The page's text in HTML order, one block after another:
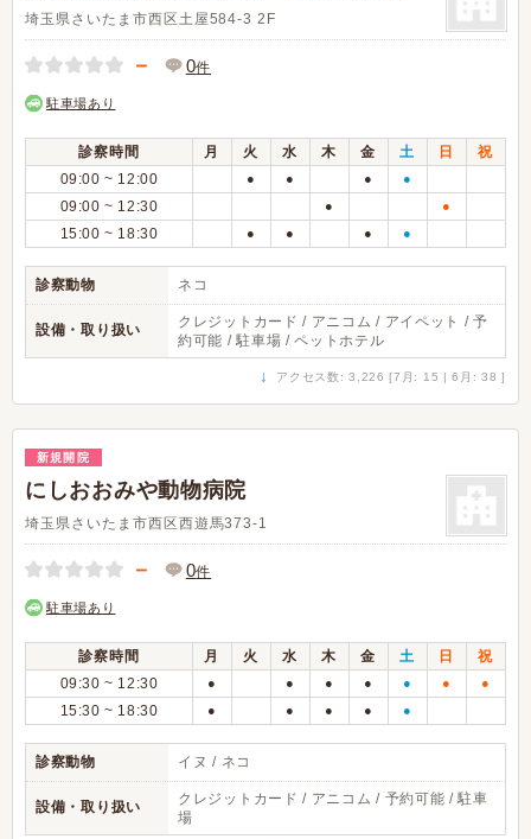
埼玉県さいたま市西区土屋584-3 2F
－ 0件
駐車場あり
診察時間 月 火 水 木 金 土 日
祝
09:00 ~ 12:00
● ● ● ●
09:00 ~ 12:30 ● ●
15:00 ~ 18:30 ● ● ● ●
診察動物 ネコ
設備・取り扱い
クレジットカード / アニコム / アイペット / 予
約可能 / 駐車場 / ペットホテル
↓ アクセス数: 3,226 [7月: 15 | 6月: 38 ]
新規開院
にしおおみや動物病院
埼玉県さいたま市西区西遊馬373-1
－ 0件
駐車場あり
診察時間 月 火 水 木 金 土 日
祝
09:30 ~ 12:30
● ● ● ● ● ● ●
15:30 ~ 18:30 ● ● ● ● ●
診察動物 イヌ / ネコ
設備・取り扱い
クレジットカード / アニコム / 予約可能 / 駐車
場